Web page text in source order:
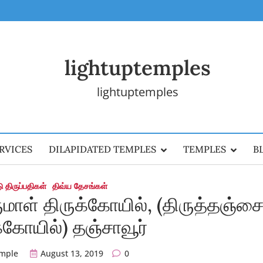
lightuptemples
lightuptemples
DILAPIDATED TEMPLES TEMPLES
திவ்ய தேசங்கள்
திருக்கோயில்,
தஞ்சாவூர்
August 13, 2019 0